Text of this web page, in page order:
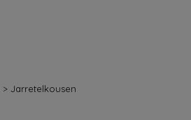
> Jarretelkousen